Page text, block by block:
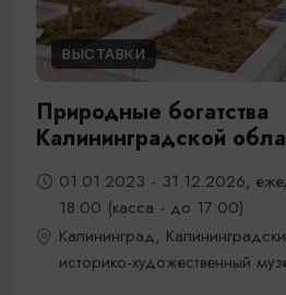
ВЫСТАВКИ
Природные богатства
Калининградской
01.01.2023 - 31.12.2026,
18:00 (касса - до 17:00)
Калининград,
историко-художественный